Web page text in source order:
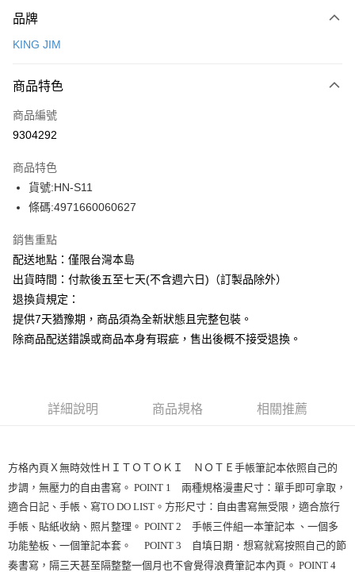
信用卡一次付款
街口支付
悠遊付
運送方式
下單前請先詢問庫存
每筆NT$130，滿NT$2,500(含以上)免運費
品牌
KING JIM
商品特色
商品編號
9304292
商品特色
貨號:HN-S11
條碼:4971660060627
銷售重點
配送地點：僅限台灣本島
出貨時間：付款後五至七天(不含週六日)（訂製品除外）
退換貨規定：
提供7天猶豫期，商品須為全新狀態且完整包裝。
除商品配送錯誤或商品本身有瑕疵，售出後概不接受退換。
詳細說明 商品規格 相關推薦
方格內頁Ｘ無時效性ＨＩＴＯＴＯＫＩ ＮＯＴＥ手帳筆記本依照自己的
步調，無壓力的自由書寫。 POINT 1 兩種規格漫畫尺寸：單手即可拿取，
適合日記、手帳、寫TO DO LIST。方形尺寸：自由書寫無受限，適合旅行
手帳、貼紙收納、照片整理。 POINT 2 手帳三件組一本筆記本 、一個多
功能墊板、一個筆記本套。 POINT 3 自填日期．想寫就寫按照自己的節
奏書寫，隔三天甚至隔整整一個月也不會覺得浪費筆記本內頁。 POINT 4